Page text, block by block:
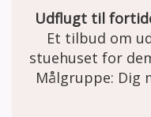
Udflugt til
Et tilbud om
stuehuset for
Den gamle
indrettet som
Målgruppe: Dig